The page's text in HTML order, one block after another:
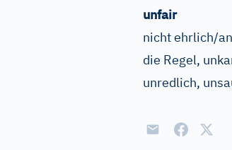
unfair
nicht ehrlich/
die Regel,
unredlich,